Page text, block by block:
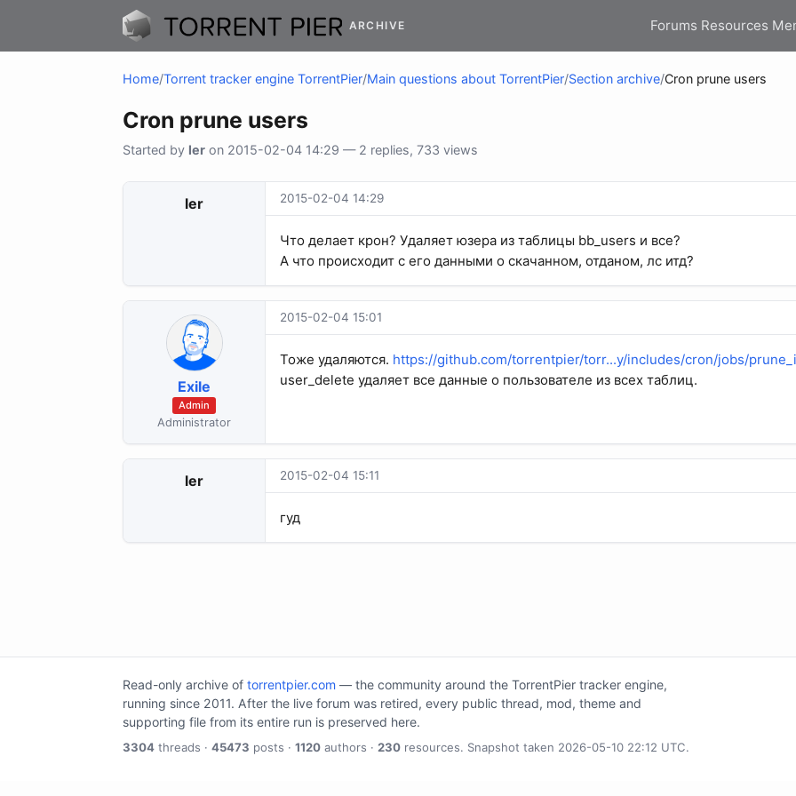
ARCHIVE Forums Resources
Home/Torrent tracker engine TorrentPier/Main questions about TorrentPier/Section archive/Cron prune users
Cron prune users
Started by ler on 2015-02-04 14:29 — 2 replies, 733 views
ler 2015-02-04 14:29
Что делает крон? Удаляет юзера из таблицы bb_users и все?
А что происходит с его данными о скачанном, отданом, лс итд?
Exile
Admin
Administrator
2015-02-04 15:01
Тоже удаляются. https://github.com/torrentpier/torr...y/includes/cron/jobs/
user_delete удаляет все данные о пользователе из всех таблиц.
ler 2015-02-04 15:11
гуд
Read-only archive of torrentpier.com — the community around the TorrentPier tracker engine,
running since 2011. After the live forum was retired, every public thread, mod, theme and
supporting file from its entire run is preserved here.
3304 threads · 45473 posts · 1120 authors · 230 resources. Snapshot taken 2026-05-10 22:12 UTC.